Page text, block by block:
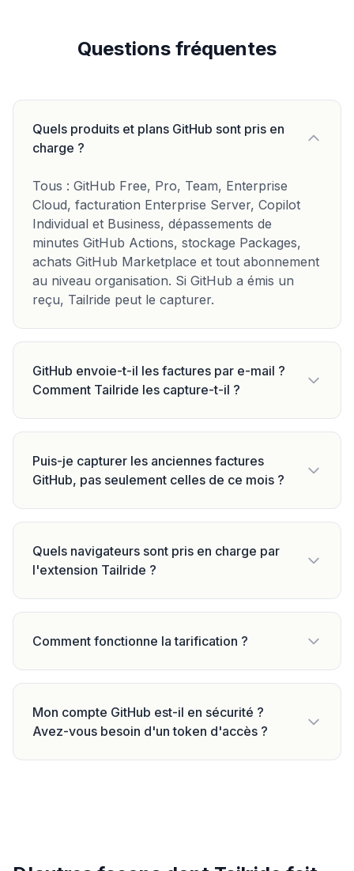
Questions fréquentes
Quels produits et plans GitHub sont pris en
charge ?
Tous : GitHub Free, Pro, Team, Enterprise
Cloud, facturation Enterprise Server, Copilot
Individual et Business, dépassements de
minutes GitHub Actions, stockage Packages,
achats GitHub Marketplace et tout abonnement
au niveau organisation. Si GitHub a émis un
reçu, Tailride peut le capturer.
GitHub envoie-t-il les factures par e-mail ?
Comment Tailride les capture-t-il ?
Puis-je capturer les anciennes factures
GitHub, pas seulement celles de ce mois ?
Quels navigateurs sont pris en charge par
l'extension Tailride ?
Comment fonctionne la tarification ?
Mon compte GitHub est-il en sécurité ?
Avez-vous besoin d'un token d'accès ?